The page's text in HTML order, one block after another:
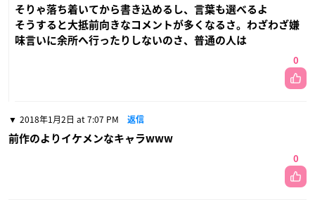
そりゃ落ち着いてから書き込めるし、言葉も選べるよ
そうすると大抵前向きなコメントが多くなるさ。わざわざ嫌
味言いに余所へ行ったりしないのさ、普通の人は
0
2018年1月2日 at 7:07 PM 返信
前作のよりイケメンなキャラwww
0